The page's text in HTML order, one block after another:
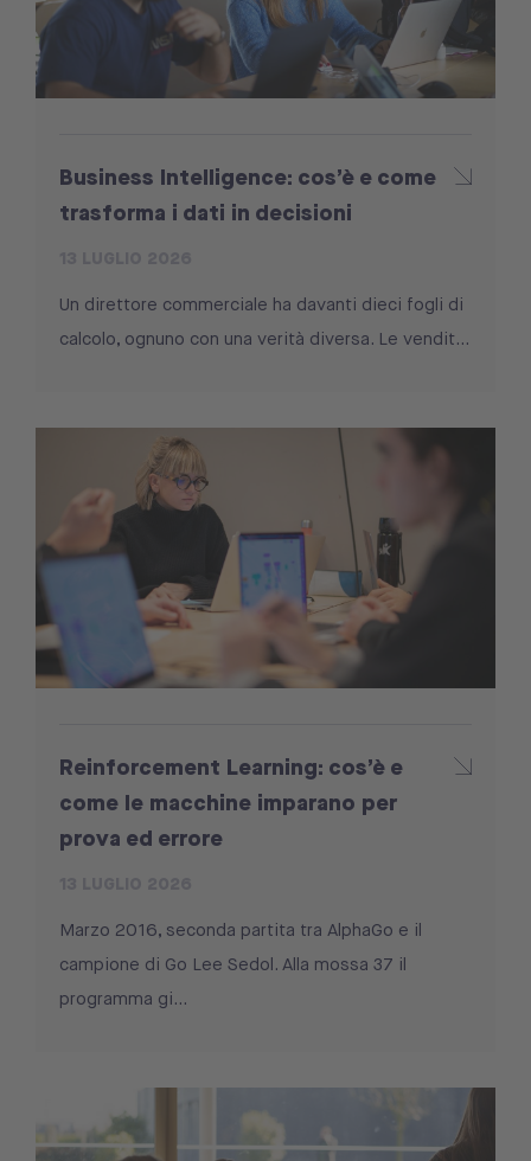
Business Intelligence: cos’è e come
trasforma i dati in decisioni
Un direttore commerciale ha davanti dieci fogli di
calcolo, ognuno con una verità diversa. Le vendit...
Reinforcement Learning: cos’è e
come le macchine imparano per
prova ed errore
Marzo 2016, seconda partita tra AlphaGo e il
campione di Go Lee Sedol. Alla mossa 37 il
programma gi...